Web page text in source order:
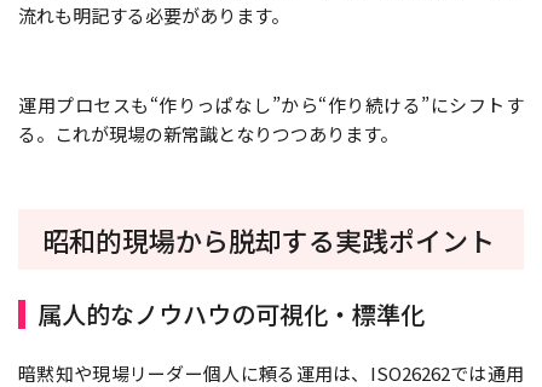
流れも明記する必要があります。
運用プロセスも“作りっぱなし”から“作り続ける”にシフトす
る。これが現場の新常識となりつつあります。
昭和的現場から脱却する実践ポイント
属人的なノウハウの可視化・標準化
暗黙知や現場リーダー個人に頼る運用は、ISO26262では通用